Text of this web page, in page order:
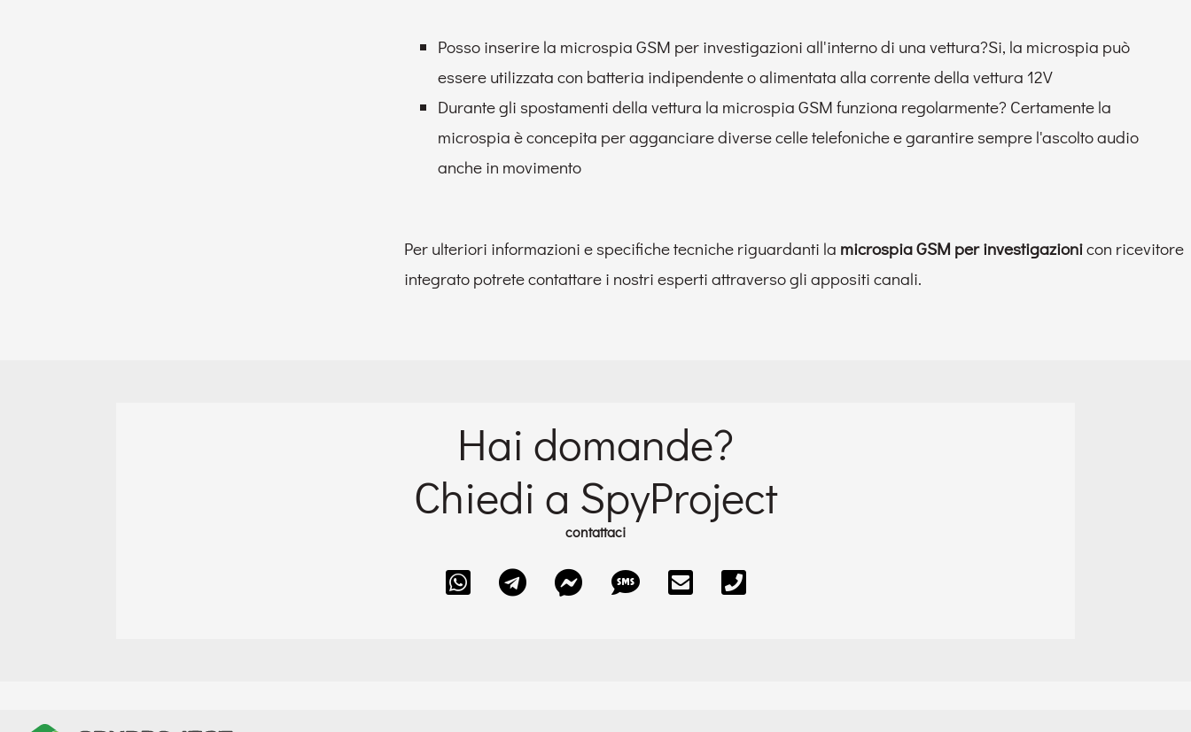
Posso inserire la microspia GSM per investigazioni all'interno di una vettura?Si, la microspia può
essere utilizzata con batteria indipendente o alimentata alla corrente della vettura 12V
Durante gli spostamenti della vettura la microspia GSM funziona regolarmente? Certamente la
microspia è concepita per agganciare diverse celle telefoniche e garantire sempre l'ascolto audio
anche in movimento
Per ulteriori informazioni e specifiche tecniche riguardanti la microspia GSM per investigazionicon ricevitore
integrato potrete contattare i nostri esperti attraverso gli appositi canali.
Hai domande?
Chiedi a SpyProject
contattaci